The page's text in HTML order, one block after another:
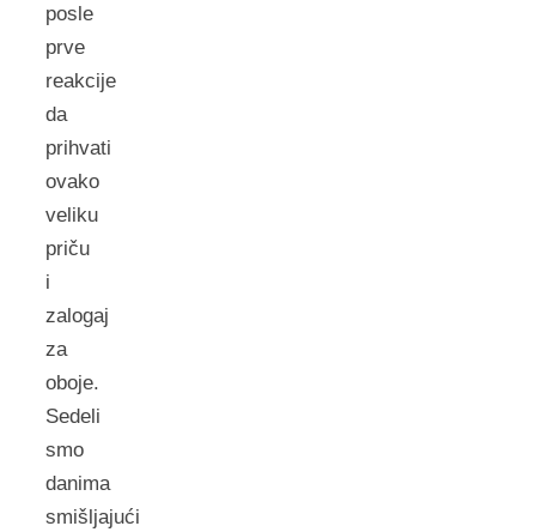
posle
prve
reakcije
da
prihvati
ovako
veliku
priču
i
zalogaj
za
oboje.
Sedeli
smo
danima
smišljajući